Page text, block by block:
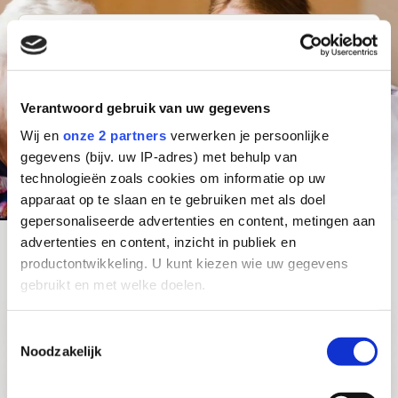
Verantwoord gebruik van uw gegevens
Wij en onze 2 partners verwerken je persoonlijke
gegevens (bijv. uw IP-adres) met behulp van
technologieën zoals cookies om informatie op uw
apparaat op te slaan en te gebruiken met als doel
gepersonaliseerde advertenties en content, metingen aan
advertenties en content, inzicht in publiek en
productontwikkeling. U kunt kiezen wie uw gegevens
gebruikt en met welke doelen.
Informatie verzamelen over uw geografische
Uw apparaat identificeren door het actief te
Noodzakelijk
Waar ben je naar op zoek?
Stad of postcode
Zoeken
Alle vacatures
Direct door naar:
Bekijk
over